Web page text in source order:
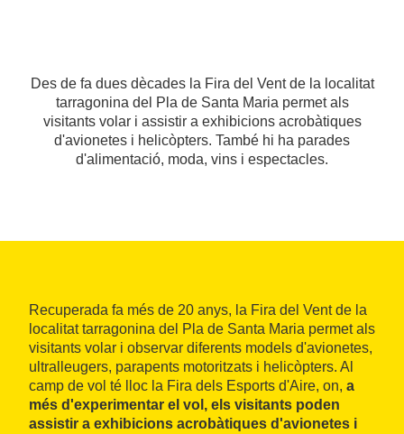
Des de fa dues dècades la Fira del Vent de la localitat
tarragonina del Pla de Santa Maria permet als
visitants volar i assistir a exhibicions acrobàtiques
d'avionetes i helicòpters. També hi ha parades
d'alimentació, moda, vins i espectacles.
Recuperada fa més de 20 anys, la Fira del Vent de la
localitat tarragonina del Pla de Santa Maria permet als
visitants volar i observar diferents models d'avionetes,
ultralleugers, parapents motoritzats i helicòpters. Al
camp de vol té lloc la Fira dels Esports d'Aire, on, a
més d'experimentar el vol, els visitants poden
assistir a exhibicions acrobàtiques d'avionetes i